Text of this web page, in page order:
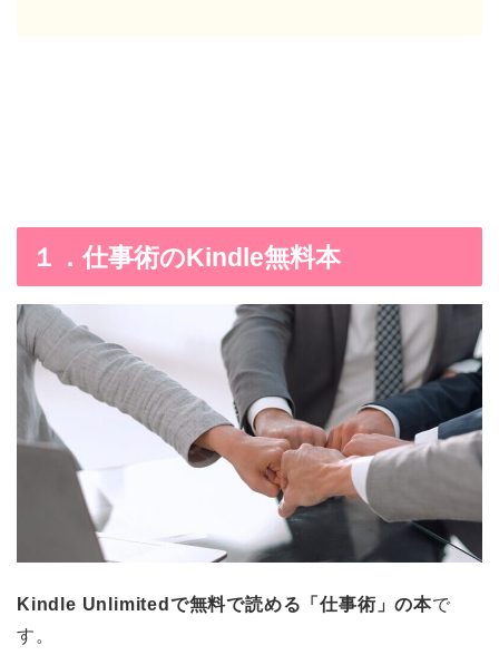
１．仕事術のKindle無料本
Kindle Unlimitedで無料で読める「仕事術」の本で
す。